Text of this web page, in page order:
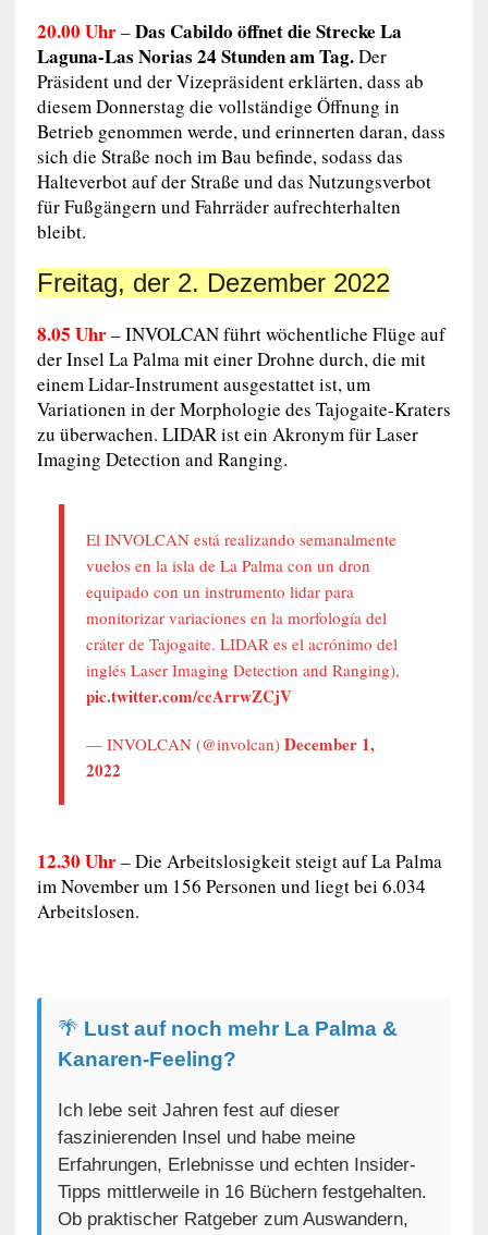
20.00 Uhr–Das Cabildo öffnet die Strecke La
Laguna-Las Norias 24 Stunden am Tag.Der
Präsident und der Vizepräsident erklärten, dass ab
diesem Donnerstag die vollständige Öffnung in
Betrieb genommen werde, und erinnerten daran, dass
sich die Straße noch im Bau befinde, sodass das
Halteverbot auf der Straße und das Nutzungsverbot
für Fußgängern und Fahrräder aufrechterhalten
bleibt.
Freitag, der 2. Dezember 2022
8.05 Uhr– INVOLCAN führt wöchentliche Flüge auf
der Insel La Palma mit einer Drohne durch, die mit
einem Lidar-Instrument ausgestattet ist, um
Variationen in der Morphologie des Tajogaite-Kraters
zu überwachen. LIDAR ist ein Akronym für Laser
Imaging Detection and Ranging.
El INVOLCAN está realizando semanalmente
vuelos en la isla de La Palma con un dron
equipado con un instrumento lidar para
monitorizar variaciones en la morfología del
cráter de Tajogaite. LIDAR es el acrónimo del
inglés Laser Imaging Detection and Ranging),
pic.twitter.com/ccArrwZCjV
— INVOLCAN (@involcan) December 1,
2022
12.30 Uhr–Die Arbeitslosigkeit steigt auf La Palma
im November um 156 Personen und liegt bei 6.034
Arbeitslosen.
🌴 Lust auf noch mehr La Palma &
Kanaren-Feeling?
Ich lebe seit Jahren fest auf dieser
faszinierenden Insel und habe meine
Erfahrungen, Erlebnisse und echten Insider-
Tipps mittlerweile in 16 Büchern festgehalten.
Ob praktischer Ratgeber zum Auswandern,